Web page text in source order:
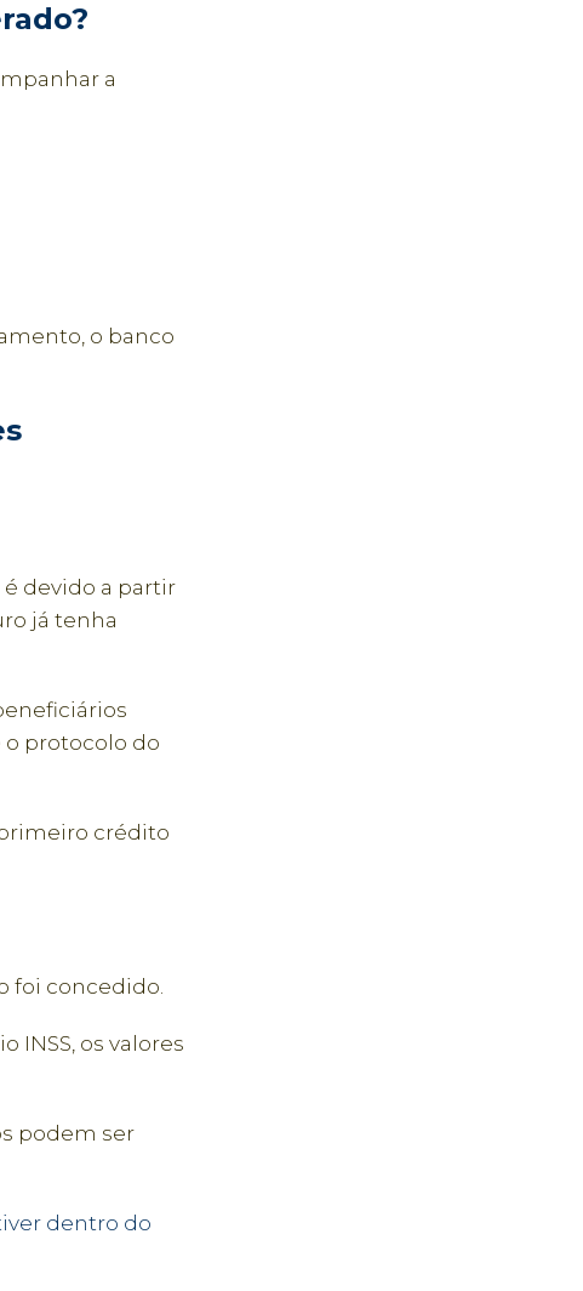
a
o banco
devido a partir
já tenha
o protocolo do
crédito
foi concedido.
os valores
podem ser
dentro do